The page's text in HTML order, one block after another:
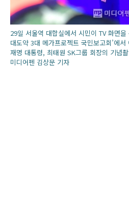
29일 서울역 대합실에서 시민이 TV 화면
대도약 3대 메가프로젝트 국민보고회’에
재명 대통령, 최태원 SK그룹 회장의 기념
미디어펜 김상문 기자